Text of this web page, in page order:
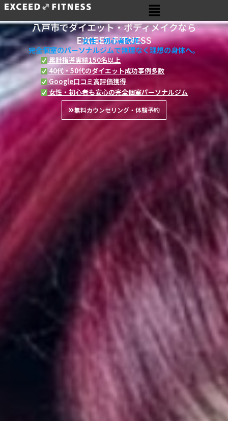
内
を
ス
ッ
プ
メ
ニ
ュ
ー
八戸市でダイエット・ボディメイクなら
EXCEED FITNESS
女性・初心者歓迎。
完全個室のパーソナルジムで無理なく理想の身体へ。
累計指導実績150名以上
40代・50代のダイエット成功事例多数
Google口コミ高評価獲得
女性・初心者も安心の完全個室パーソナルジム
無料カウンセリング・体験予約